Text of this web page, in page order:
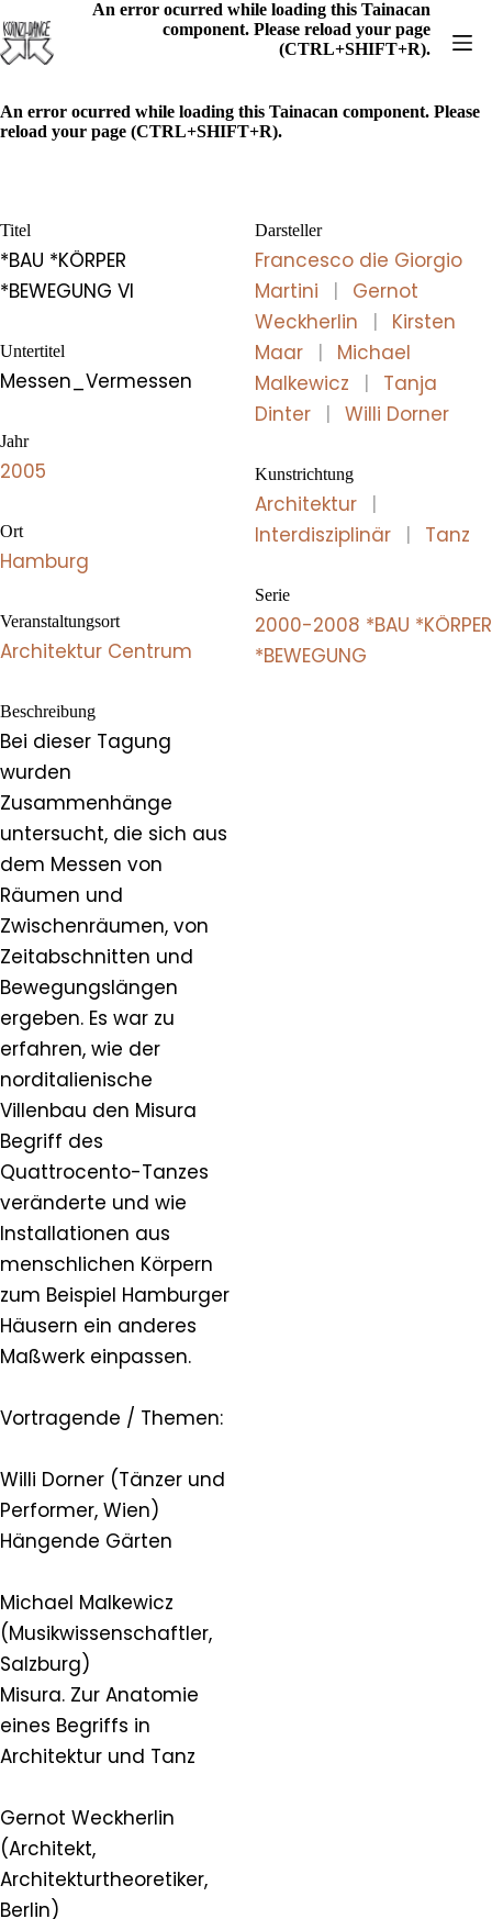
to
content
An error ocurred while loading this Tainacan
component. Please reload your page
(CTRL+SHIFT+R).
An error ocurred while loading this Tainacan component. Please
reload your page (CTRL+SHIFT+R).
Titel
*BAU *KÖRPER
*BEWEGUNG VI
Untertitel
Messen_Vermessen
Jahr
2005
Ort
Hamburg
Veranstaltungsort
Architektur Centrum
Beschreibung
Bei dieser Tagung
wurden
Zusammenhänge
untersucht, die sich aus
dem Messen von
Räumen und
Zwischenräumen, von
Zeitabschnitten und
Bewegungslängen
ergeben. Es war zu
erfahren, wie der
norditalienische
Villenbau den Misura
Begriff des
Quattrocento-Tanzes
veränderte und wie
Installationen aus
menschlichen Körpern
zum Beispiel Hamburger
Häusern ein anderes
Maßwerk einpassen.
Vortragende / Themen:
Willi Dorner (Tänzer und
Performer, Wien)
Hängende Gärten
Michael Malkewicz
(Musikwissenschaftler,
Salzburg)
Misura. Zur Anatomie
eines Begriffs in
Architektur und Tanz
Gernot Weckherlin
(Architekt,
Architekturtheoretiker,
Berlin)
Darsteller
Francesco die Giorgio
Martini
|
Gernot
Weckherlin
|
Kirsten
Maar
|
Michael
Malkewicz
|
Tanja
Dinter
| Willi Dorner
Kunstrichtung
Architektur
|
Interdisziplinär
| Tanz
Serie
2000-2008 *BAU *KÖRPER
*BEWEGUNG